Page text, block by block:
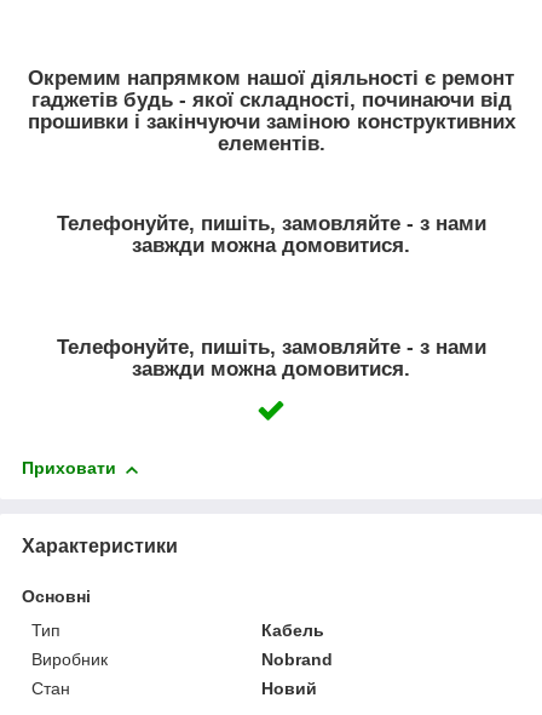
Окремим напрямком нашої діяльності є ремонт
гаджетів будь - якої складності, починаючи від
прошивки і закінчуючи заміною конструктивних
елементів.
Телефонуйте, пишіть, замовляйте - з нами
завжди можна домовитися.
Телефонуйте, пишіть, замовляйте - з нами
завжди можна домовитися.
Приховати
Характеристики
Основні
Тип
Кабель
Виробник
Nobrand
Стан
Новий